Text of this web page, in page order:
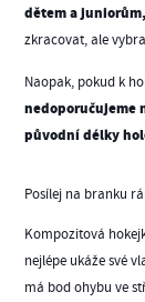
dětem a
zkracovat, ale
Naopak, pokud k
nedoporučujeme
původní délky
Posílej na branku
Kompozitová
nejlépe ukáže své
má bod ohybu ve